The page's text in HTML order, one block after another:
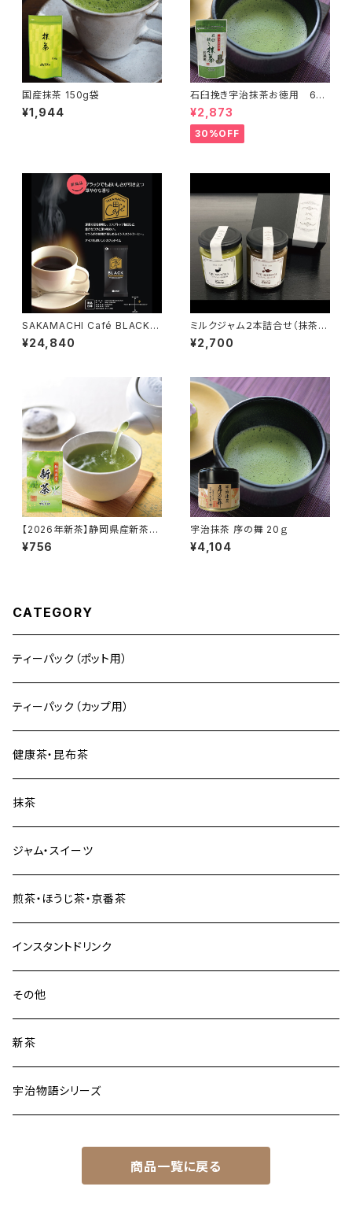
国産抹茶 150g袋
¥1,944
石臼挽き宇治抹茶お徳用 60
ｇ＜在庫一掃セール！＞
¥2,873
30%OFF
SAKAMACHI Café BLACK 8
5g×20袋【インスタントコーヒ
ー】
¥24,840
ミルクジャム２本詰合せ（抹茶・
ほうじ茶）
¥2,700
【2026年新茶】静岡県産新茶
40ｇ
¥756
宇治抹茶 序の舞 20ｇ
¥4,104
CATEGORY
ティーパック（ポット用）
ティーパック（カップ用）
健康茶・昆布茶
抹茶
ジャム・スイーツ
煎茶・ほうじ茶・京番茶
インスタントドリンク
その他
新茶
宇治物語シリーズ
商品一覧に戻る